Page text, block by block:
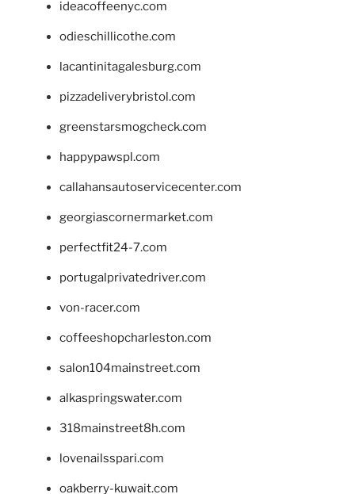
ideacoffeenyc.com
odieschillicothe.com
lacantinitagalesburg.com
pizzadeliverybristol.com
greenstarsmogcheck.com
happypawspl.com
callahansautoservicecenter.com
georgiascornermarket.com
perfectfit24-7.com
portugalprivatedriver.com
von-racer.com
coffeeshopcharleston.com
salon104mainstreet.com
alkaspringswater.com
318mainstreet8h.com
lovenailsspari.com
oakberry-kuwait.com